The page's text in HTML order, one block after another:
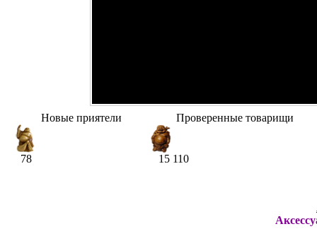
Новые приятели
78
Проверенные товарищи
15 110